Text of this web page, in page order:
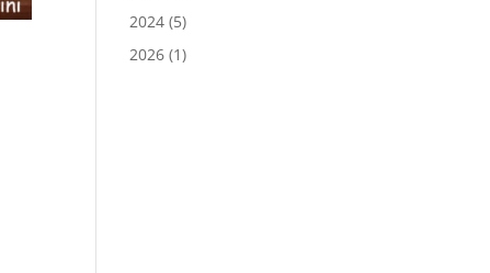
2024 (5)
2026 (1)